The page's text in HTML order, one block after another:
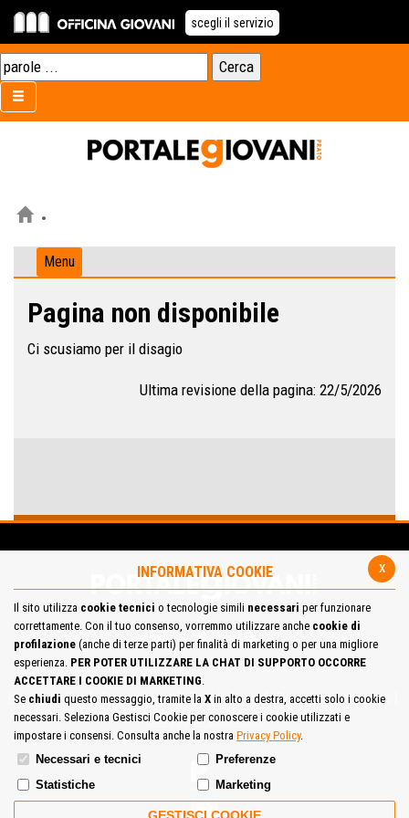
scegli il servizio
Menu
Pagina non disponibile
Ci scusiamo per il disagio
Ultima revisione della pagina: 22/5/2026
Mappa del Sito Privacy Policy Cookie Policy
Contatta la redazione
Cosa pensi del portale
x
INFORMATIVA COOKIE
Il sito utilizza cookie tecnici o tecnologie simili necessari per funzionare
correttamente. Con il tuo consenso, vorremmo utilizzare anche cookie di
profilazione (anche di terze parti) per finalità di marketing o per una migliore
esperienza. PER POTER UTILIZZARE LA CHAT DI SUPPORTO OCCORRE
ACCETTARE I COOKIE DI MARKETING.
Se chiudi questo messaggio, tramite la X in alto a destra, accetti solo i cookie
necessari. Seleziona Gestisci Cookie per conoscere i cookie utilizzati e
impostare i consensi. Consulta anche la nostra Privacy Policy.
Necessari e tecnici
Preferenze
Statistiche
Marketing